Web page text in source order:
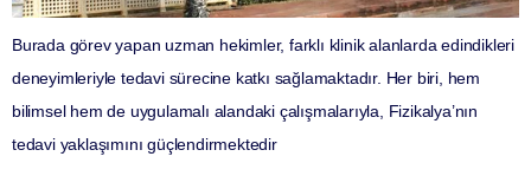
Burada görev yapan uzman hekimler, farklı klinik alanlarda edindikleri
deneyimleriyle tedavi sürecine katkı sağlamaktadır. Her biri, hem
bilimsel hem de uygulamalı alandaki çalışmalarıyla, Fizikalya’nın
tedavi yaklaşımını güçlendirmektedir